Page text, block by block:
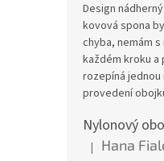
Design
kovová spona
chyba, nemám
každém kroku a
rozepíná jednou
provedení
Nylonový
Hodnocení
| Hana